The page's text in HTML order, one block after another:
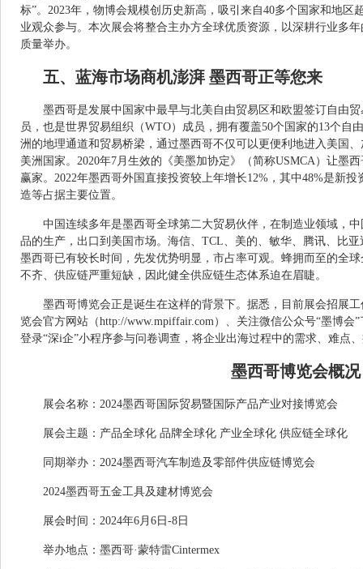
标”。2023年，物博会规模创历史新高，吸引来自40多个国家和地区
业观众参与。本次展会将整合主办方全球优质资源，以深耕行业多
质量举办。
五、蓝海市场商机澎湃 墨西哥正等您来
墨西哥是发展中国家中最早与北美自由贸易区和欧盟签订自由
员，也是世界贸易组织（WTO）成员，拥有覆盖50个国家的13个自
洲的地理通道和贸易桥梁，通过墨西哥不仅可以更便利地进入美国
美洲国家。2020年7月生效的《美墨加协定》（简称USMCA）让墨
赢家。2022年墨西哥外国直接投资较上年增长12%，其中48%是新
造等占据主要位置。
中国连续多年是墨西哥全球第二大贸易伙伴，在制造业领域，
品的生产，出口到美国市场。海信、TCL、美的、敏华、腾讯、比
墨西哥已有较长时间，先发优势明显，市占率可观。蜂拥而至的全
不齐、供应链严重短缺，因此健全供应链生态体系迫在眉睫。
墨西哥博览会正是诞生在这样的背景下。据悉，目前展会招展
览会官方网站（http://www.mpiffair.com）、关注微信公众号“墨博会
登录“深i企”小程序参与问卷调查，将企业出海过程中的需求、难点
墨西哥博览会概况
展会名称：2024墨西哥国际贸易暨国际产品产业对接博览会
展会主题：产品全球化 品牌全球化 产业全球化 供应链全球化
同期举办：2024墨西哥汽车制造及零部件供应链博览会
2024墨西哥五金工具及建材博览会
展会时间：2024年6月6日-8日
举办地点：墨西哥·蒙特雷Cintermex